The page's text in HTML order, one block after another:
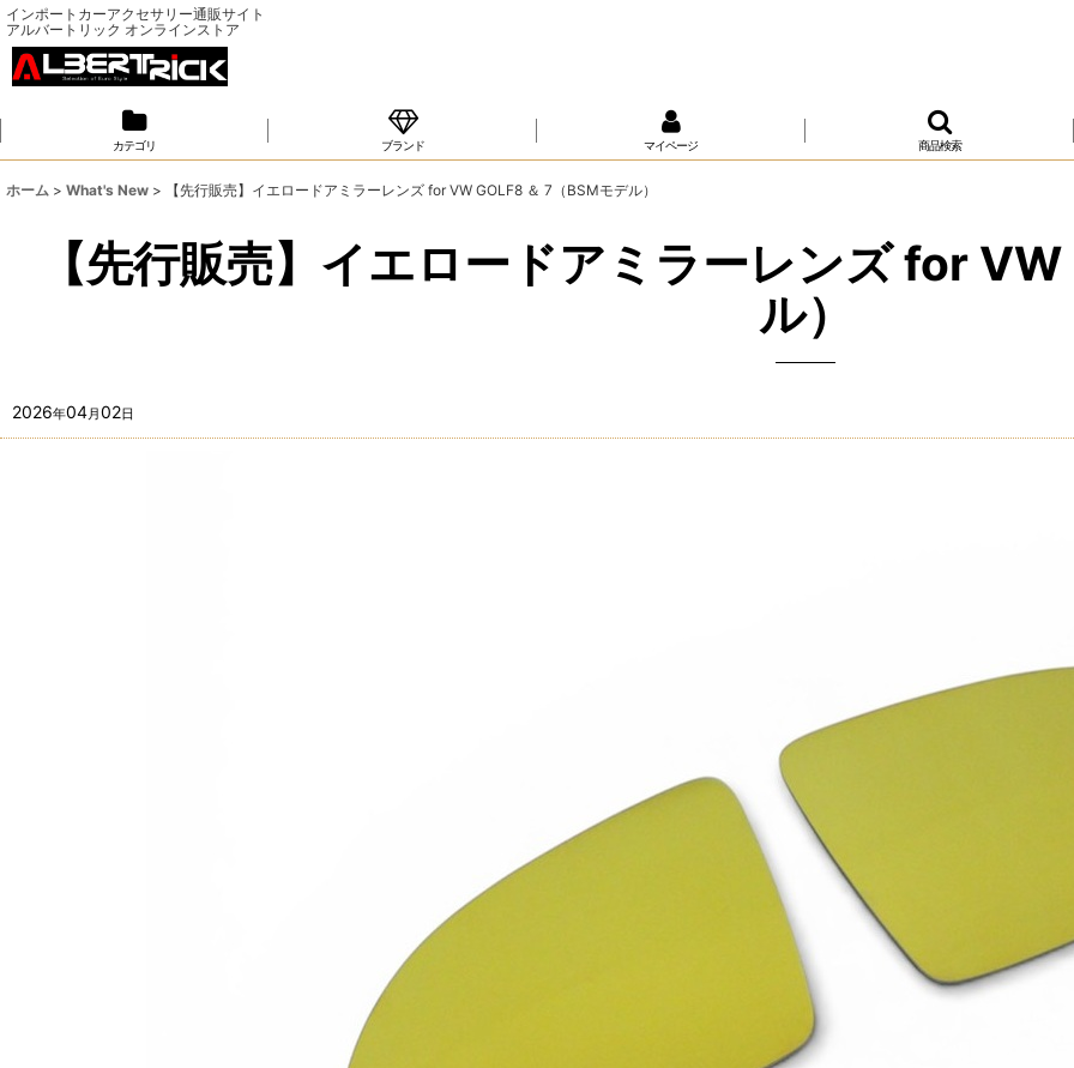
インポートカーアクセサリー通販サイト
アルバートリック オンラインストア
カテゴリ ブランド マイページ 商品検索
ホーム > What's New > 【先行販売】イエロードアミラーレンズ for VW GOLF8 ＆ 7（BSMモデル）
【先行販売】イエロードアミラーレンズ for
ル）
2026年04月02日